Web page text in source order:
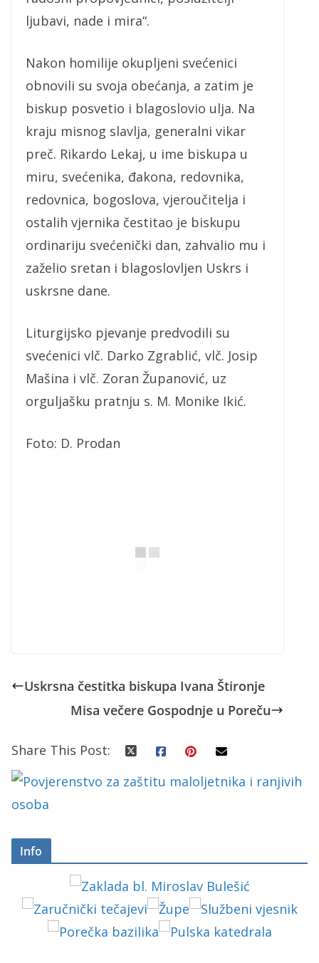
ljubavi, nade i mira“.
Nakon homilije okupljeni svećenici
obnovili su svoja obećanja, a zatim je
biskup posvetio i blagoslovio ulja. Na
kraju misnog slavlja, generalni vikar
preč. Rikardo Lekaj, u ime biskupa u
miru, svećenika, đakona, redovnika,
redovnica, bogoslova, vjeroučitelja i
ostalih vjernika čestitao je biskupu
ordinariju svećenički dan, zahvalio mu i
zaželio sretan i blagoslovljen Uskrs i
uskrsne dane.
Liturgijsko pjevanje predvodili su
svećenici vlč. Darko Zgrablić, vlč. Josip
Mašina i vlč. Zoran Županović, uz
orguljašku pratnju s. M. Monike Ikić.
Foto: D. Prodan
Uskrsna čestitka biskupa Ivana Štironje
Misa večere Gospodnje u Poreču
Share This Post:
Info